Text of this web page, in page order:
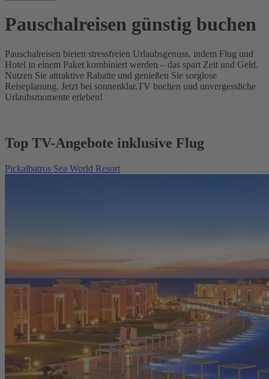
Pauschalreisen günstig buchen
Pauschalreisen bieten stressfreien Urlaubsgenuss, indem Flug und
Hotel in einem Paket kombiniert werden – das spart Zeit und Geld.
Nutzen Sie attraktive Rabatte und genießen Sie sorglose
Reiseplanung. Jetzt bei sonnenklar.TV buchen und unvergessliche
Urlaubsmomente erleben!
Top TV-Angebote inklusive Flug
Pickalbatros Sea World Resort